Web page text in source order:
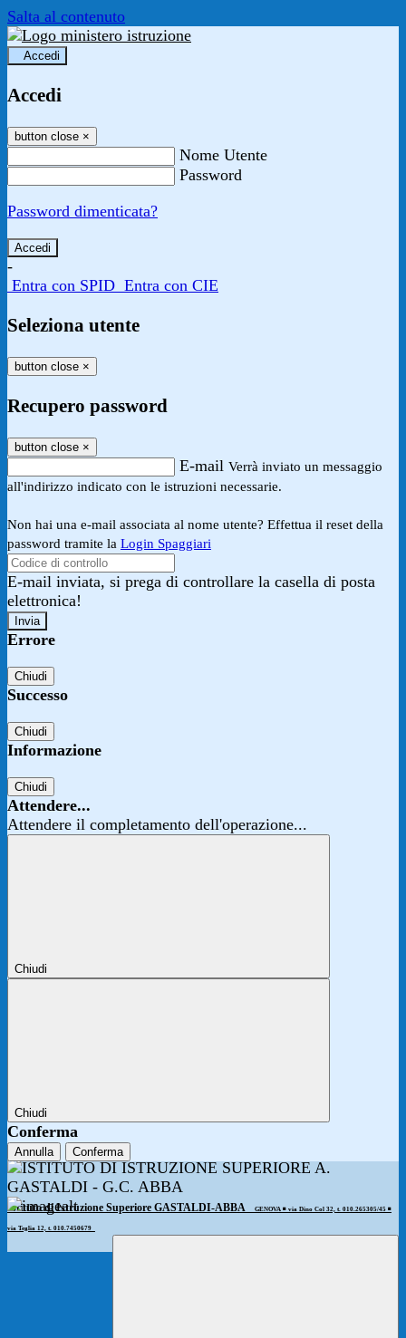
Salta al contenuto
Accedi
Accedi
button close ×
Nome Utente
Password
Password dimenticata?
-
Entra con SPID Entra con CIE
Seleziona utente
button close ×
Recupero password
button close ×
E-mail Verrà inviato un messaggio
all'indirizzo indicato con le istruzioni necessarie.
Non hai una e-mail associata al nome utente? Effettua il reset della
password tramite la Login Spaggiari
E-mail inviata, si prega di controllare la casella di posta
elettronica!
Errore
Chiudi
Successo
Chiudi
Informazione
Chiudi
Attendere...
Attendere il completamento dell'operazione...
Chiudi
Chiudi
Conferma
Annulla Conferma
Istituto di Istruzione Superiore GASTALDI-ABBA GENOVA ◾️ via Dino Col 32, t. 010.265305/45 ◾️
via Teglia 12, t. 010.7450679